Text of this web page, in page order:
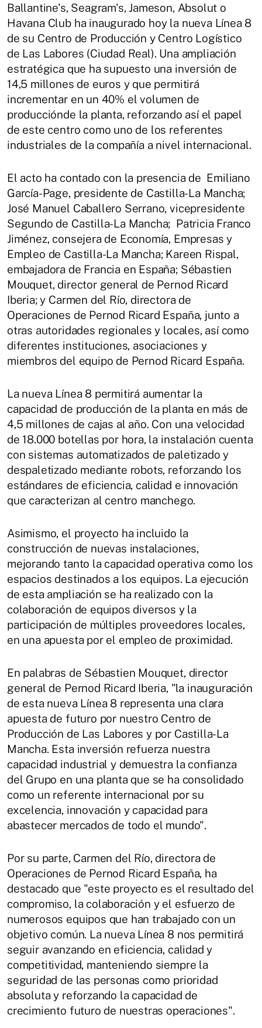
Ballantine's, Seagram's, Jameson, Absolut o
Havana Club ha inaugurado hoy la nueva Línea 8
de su Centro de Producción y Centro Logístico
de Las Labores (Ciudad Real). Una ampliación
estratégica que ha supuesto una inversión de
14,5 millones de euros y que permitirá
incrementar en un 40% el volumen de
producciónde la planta, reforzando así el papel
de este centro como uno de los referentes
industriales de la compañía a nivel internacional.
El acto ha contado con la presencia de Emiliano
García-Page, presidente de Castilla-La Mancha;
José Manuel Caballero Serrano, vicepresidente
Segundo de Castilla-La Mancha; Patricia Franco
Jiménez, consejera de Economía, Empresas y
Empleo de Castilla-La Mancha; Kareen Rispal,
embajadora de Francia en España; Sébastien
Mouquet, director general de Pernod Ricard
Iberia; y Carmen del Río, directora de
Operaciones de Pernod Ricard España, junto a
otras autoridades regionales y locales, así como
diferentes instituciones, asociaciones y
miembros del equipo de Pernod Ricard España.
La nueva Línea 8 permitirá aumentar la
capacidad de producción de la planta en más de
4,5 millones de cajas al año. Con una velocidad
de 18.000 botellas por hora, la instalación cuenta
con sistemas automatizados de paletizado y
despaletizado mediante robots, reforzando los
estándares de eficiencia, calidad e innovación
que caracterizan al centro manchego.
Asimismo, el proyecto ha incluido la
construcción de nuevas instalaciones,
mejorando tanto la capacidad operativa como los
espacios destinados a los equipos. La ejecución
de esta ampliación se ha realizado con la
colaboración de equipos diversos y la
participación de múltiples proveedores locales,
en una apuesta por el empleo de proximidad.
En palabras de Sébastien Mouquet, director
general de Pernod Ricard Iberia, "la inauguración
de esta nueva Línea 8 representa una clara
apuesta de futuro por nuestro Centro de
Producción de Las Labores y por Castilla-La
Mancha. Esta inversión refuerza nuestra
capacidad industrial y demuestra la confianza
del Grupo en una planta que se ha consolidado
como un referente internacional por su
excelencia, innovación y capacidad para
abastecer mercados de todo el mundo".
Por su parte, Carmen del Río, directora de
Operaciones de Pernod Ricard España, ha
destacado que "este proyecto es el resultado del
compromiso, la colaboración y el esfuerzo de
numerosos equipos que han trabajado con un
objetivo común. La nueva Línea 8 nos permitirá
seguir avanzando en eficiencia, calidad y
competitividad, manteniendo siempre la
seguridad de las personas como prioridad
absoluta y reforzando la capacidad de
crecimiento futuro de nuestras operaciones".